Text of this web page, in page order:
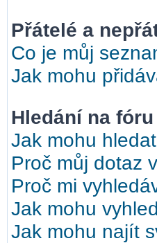
Přátelé a
Co je můj
Jak mohu
Hledání na fóru
Jak mohu
Proč můj dotaz
Proč mi
Jak mohu
Jak mohu najít